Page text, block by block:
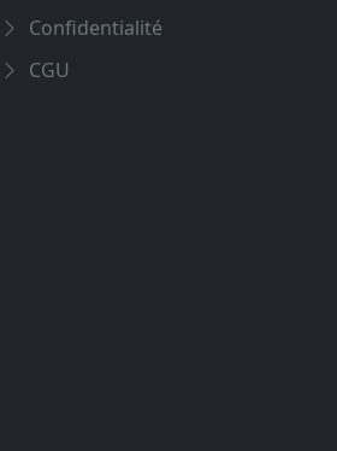
Confidentialité
CGU